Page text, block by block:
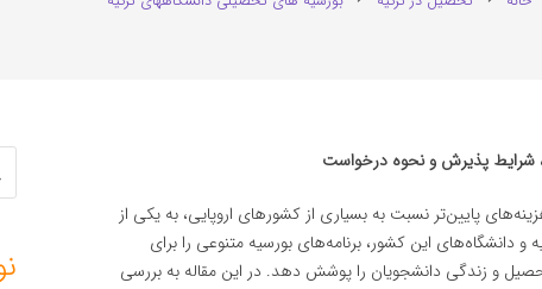
شرایط پذیرش و نحوه درخواست
پایین‌تر نسبت به بسیاری از کشورهای اروپایی، به یکی از
این کشور، برنامه‌های بورسیه متنوعی را برای
و زندگی دانشجویان را پوشش دهد. در این مقاله به بررسی